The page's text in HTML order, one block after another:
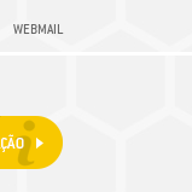
WEBMAIL